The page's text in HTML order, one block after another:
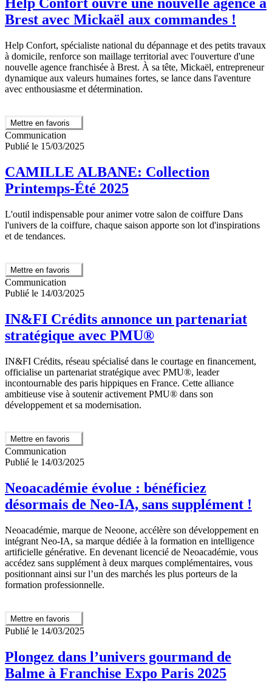
Brest avec Mickaël aux commandes !
Help Confort, spécialiste national du dépannage et des petits travaux
à domicile, renforce son maillage territorial avec l'ouverture d'une
nouvelle agence franchisée à Brest. À sa tête, Mickaël, entrepreneur
dynamique aux valeurs humaines fortes, se lance dans l'aventure
avec enthousiasme et détermination.
Mettre en favoris
Communication
Publié le 15/03/2025
CAMILLE ALBANE: Collection
Printemps-Été 2025
L'outil indispensable pour animer votre salon de coiffure Dans
l'univers de la coiffure, chaque saison apporte son lot d'inspirations
et de tendances.
Mettre en favoris
Communication
Publié le 14/03/2025
IN&FI Crédits annonce un partenariat
stratégique avec PMU®
IN&FI Crédits, réseau spécialisé dans le courtage en financement,
officialise un partenariat stratégique avec PMU®, leader
incontournable des paris hippiques en France. Cette alliance
ambitieuse vise à soutenir activement PMU® dans son
développement et sa modernisation.
Mettre en favoris
Communication
Publié le 14/03/2025
Neoacadémie évolue : bénéficiez
désormais de Neo-IA, sans supplément !
Neoacadémie, marque de Neoone, accélère son développement en
intégrant Neo-IA, sa marque dédiée à la formation en intelligence
artificielle générative. En devenant licencié de Neoacadémie, vous
accédez sans supplément à deux marques complémentaires, vous
positionnant ainsi sur l’un des marchés les plus porteurs de la
formation professionnelle.
Mettre en favoris
Publié le 14/03/2025
Plongez dans l’univers gourmand de
Balme à Franchise Expo Paris 2025